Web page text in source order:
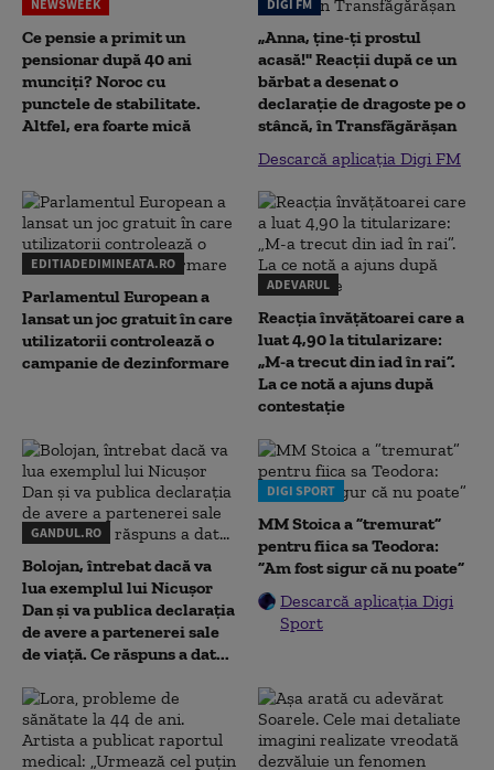
NEWSWEEK
Ce pensie a primit un
pensionar după 40 ani
munciți? Noroc cu
punctele de stabilitate.
Altfel, era foarte mică
DIGI FM
„Anna, ţine-ţi prostul
acasă!" Reacţii după ce un
bărbat a desenat o
declaraţie de dragoste pe o
stâncă, în Transfăgărăşan
Descarcă aplicația Digi FM
EDITIADEDIMINEATA.RO
Parlamentul European a
lansat un joc gratuit în care
utilizatorii controlează o
campanie de dezinformare
ADEVARUL
Reacția învățătoarei care a
luat 4,90 la titularizare:
„M-a trecut din iad în rai”.
La ce notă a ajuns după
contestație
GANDUL.RO
Bolojan, întrebat dacă va
lua exemplul lui Nicușor
Dan și va publica declarația
de avere a partenerei sale
de viață. Ce răspuns a dat...
DIGI SPORT
MM Stoica a ”tremurat”
pentru fiica sa Teodora:
”Am fost sigur că nu poate”
Descarcă aplicația Digi
Sport